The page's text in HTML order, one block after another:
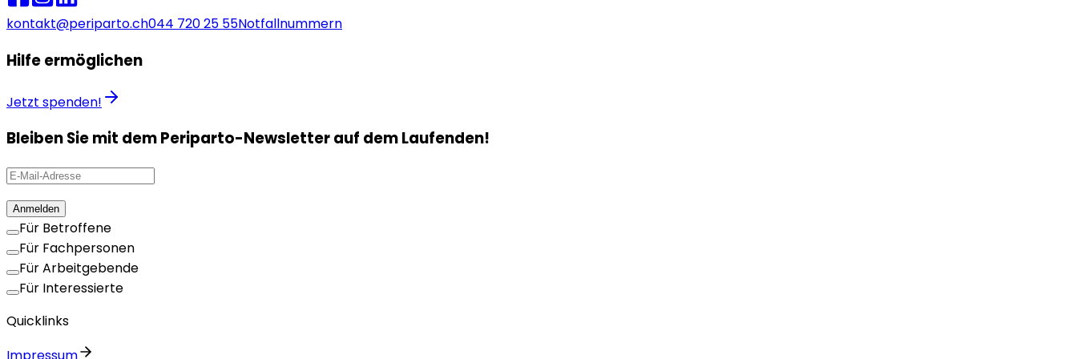
kontakt@periparto.ch044 720 25 55Notfallnummern
Hilfe ermöglichen
Jetzt spenden!
Bleiben Sie mit dem Periparto-Newsletter auf dem Laufenden!
Anmelden
Für Betroffene
Für Fachpersonen
Für Arbeitgebende
Für Interessierte
Quicklinks